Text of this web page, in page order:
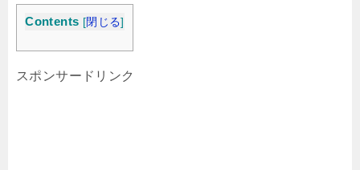
Contents [閉じる]
スポンサードリンク